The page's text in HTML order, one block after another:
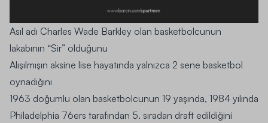
Asıl adı Charles Wade Barkley olan basketbolcunun
lakabının “Sir” olduğunu
Alışılmışın aksine lise hayatında yalnızca 2 sene basketbol
oynadığını
1963 doğumlu olan basketbolcunun 19 yaşında, 1984 yılında
Philadelphia 76ers tarafından 5. sıradan draft edildiğini